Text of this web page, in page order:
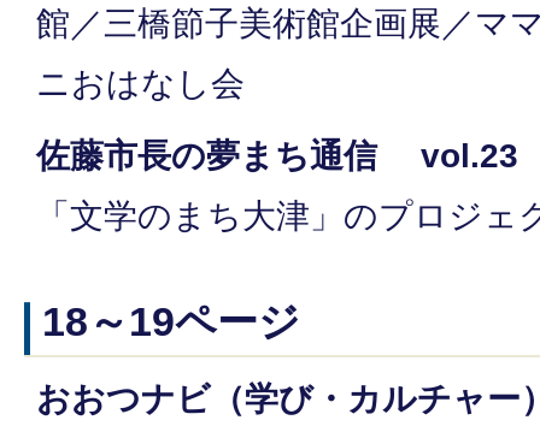
館／三橋節子美術館企画展／マ
ニおはなし会
佐藤市長の夢まち通信 vol.23
「文学のまち大津」のプロジェ
18～19ページ
おおつナビ（学び・カルチャー